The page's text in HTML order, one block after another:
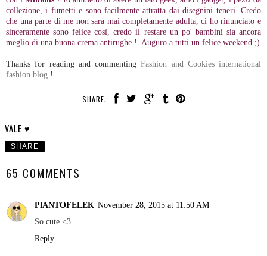
collezione, i fumetti e sono facilmente attratta dai disegnini teneri. Credo
che una parte di me non sarà mai completamente adulta, ci ho rinunciato e
sinceramente sono felice così, credo il restare un po' bambini sia ancora
meglio di una buona crema antirughe !. Auguro a tutti un felice weekend ;)
Thanks for reading and commentingFashion and Cookies international
fashion blog !
SHARE:
VALE ♥
SHARE
65 COMMENTS
PlANTOFELEK November 28, 2015 at 11:50 AM
So cute <3
Reply